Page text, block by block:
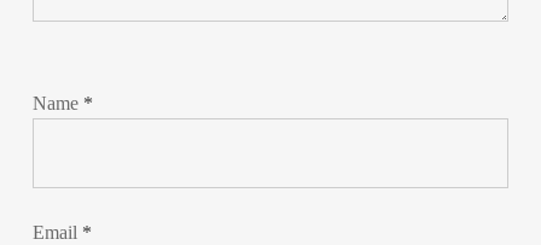
Name *
Email *